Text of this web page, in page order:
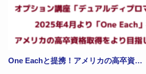
One Eachと提携！アメリカの高卒資…